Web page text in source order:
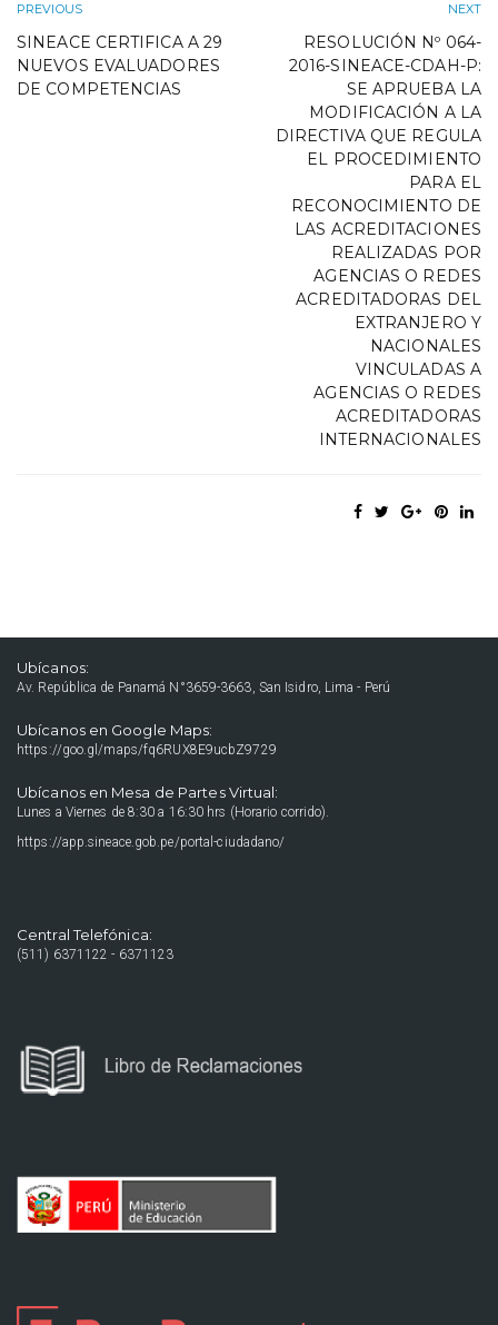
PREVIOUS
SINEACE CERTIFICA A 29
NUEVOS EVALUADORES
DE COMPETENCIAS
NEXT
RESOLUCIÓN Nº 064-
2016-SINEACE-CDAH-P:
SE APRUEBA LA
MODIFICACIÓN A LA
DIRECTIVA QUE REGULA
EL PROCEDIMIENTO
PARA EL
RECONOCIMIENTO DE
LAS ACREDITACIONES
REALIZADAS POR
AGENCIAS O REDES
ACREDITADORAS DEL
EXTRANJERO Y
NACIONALES
VINCULADAS A
AGENCIAS O REDES
ACREDITADORAS
INTERNACIONALES
Ubícanos:
Av. República de Panamá N°3659-3663, San Isidro, Lima - Perú
Ubícanos en Google Maps:
https://goo.gl/maps/fq6RUX8E9ucbZ9729
Ubícanos en Mesa de Partes Virtual:
Lunes a Viernes de 8:30 a 16:30 hrs (Horario corrido).
https://app.sineace.gob.pe/portal-ciudadano/
Central Telefónica:
(511) 6371122 - 6371123